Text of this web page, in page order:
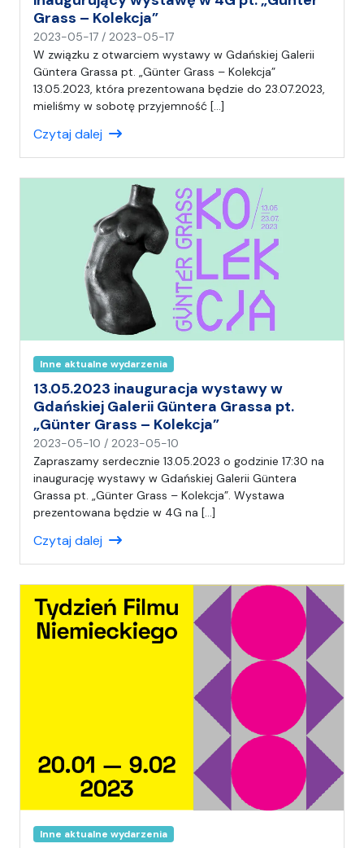
Grass – Kolekcja”
2023-05-17 / 2023-05-17
a
p
i
s
(
)
A
n
i
a
W związku z otwarciem wystawy w Gdańskiej Galerii
Güntera Grassa pt. „Günter Grass – Kolekcja”
13.05.2023, która prezentowana będzie do 23.07.2023,
mieliśmy w sobotę przyjemność […]
Czytaj dalej
Inne aktualne wydarzenia
13.05.2023 inauguracja wystawy w
Gdańskiej Galerii Güntera Grassa pt.
„Günter Grass – Kolekcja”
2023-05-10 / 2023-05-10
a
p
s
(
Zapraszamy serdecznie 13.05.2023 o godzinie 17:30 na
inaugurację wystawy w Gdańskiej Galerii Güntera
Grassa pt. „Günter Grass – Kolekcja”. Wystawa
prezentowana będzie w 4G na […]
Czytaj dalej
Inne aktualne wydarzenia